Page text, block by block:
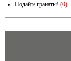
Подайте гранаты! (0)